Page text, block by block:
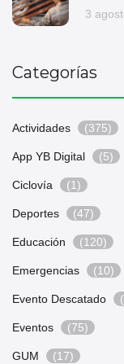
3
Categorías
Actividades (375)
App YB Digital (5)
Ciclovía (1)
Deportes (47)
Educación (120)
Emergencias (10)
Evento Descatado
Eventos (75)
GUM (17)